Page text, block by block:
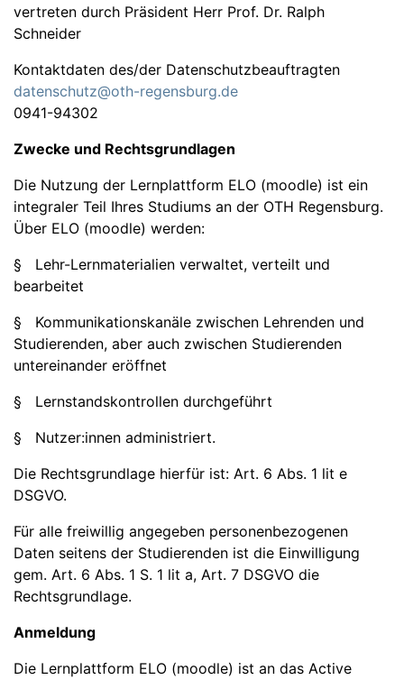
vertreten durch Präsident Herr Prof. Dr. Ralph
Schneider
Kontaktdaten des/der Datenschutzbeauftragten
datenschutz@oth-regensburg.de
0941-94302
Zwecke und Rechtsgrundlagen
Die Nutzung der Lernplattform ELO (moodle) ist ein
integraler Teil Ihres Studiums an der OTH Regensburg.
Über ELO (moodle) werden:
§ Lehr-Lernmaterialien verwaltet, verteilt und
bearbeitet
§ Kommunikationskanäle zwischen Lehrenden und
Studierenden, aber auch zwischen Studierenden
untereinander eröffnet
§ Lernstandskontrollen durchgeführt
§ Nutzer:innen administriert.
Die Rechtsgrundlage hierfür ist: Art. 6 Abs. 1 lit e
DSGVO.
Für alle freiwillig angegeben personenbezogenen
Daten seitens der Studierenden ist die Einwilligung
gem. Art. 6 Abs. 1 S. 1 lit a, Art. 7 DSGVO die
Rechtsgrundlage.
Anmeldung
Die Lernplattform ELO (moodle) ist an das Active